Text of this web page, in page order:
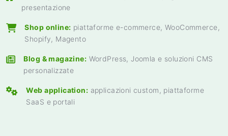
presentazione
Shop online: piattaforme e-commerce, WooCommerce,
Shopify, Magento
Blog & magazine: WordPress, Joomla e soluzioni CMS
personalizzate
Web application: applicazioni custom, piattaforme
SaaS e portali